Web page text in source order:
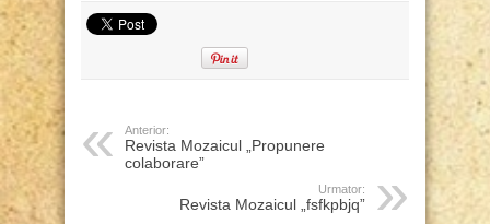
Anterior:
Revista Mozaicul „Propunere
colaborare”
Urmator:
Revista Mozaicul „fsfkpbjq”